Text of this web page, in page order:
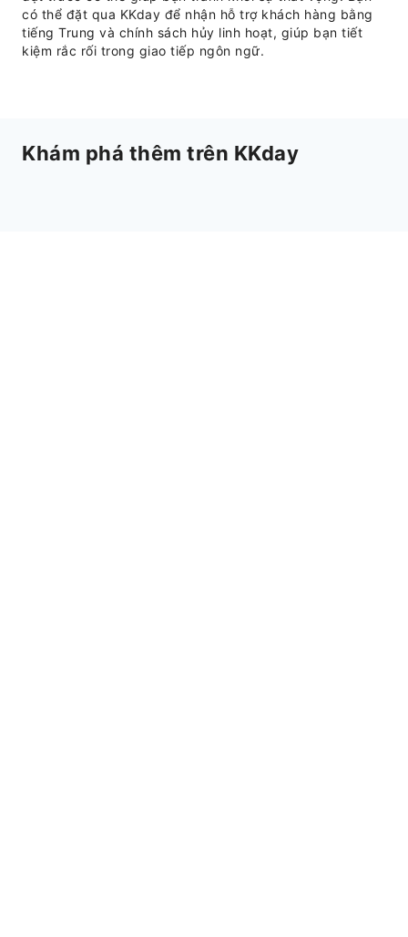
có thể đặt qua KKday để nhận hỗ trợ khách hàng bằng
tiếng Trung và chính sách hủy linh hoạt, giúp bạn tiết
kiệm rắc rối trong giao tiếp ngôn ngữ.
Khám phá thêm trên KKday